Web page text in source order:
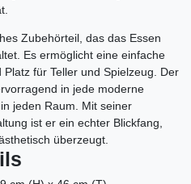
Zubehörteil, das das Essen
Es ermöglicht eine einfache
für Teller und Spielzeug. Der
in jede moderne
jeden Raum. Mit seiner
ist er ein echter Blickfang,
überzeugt.